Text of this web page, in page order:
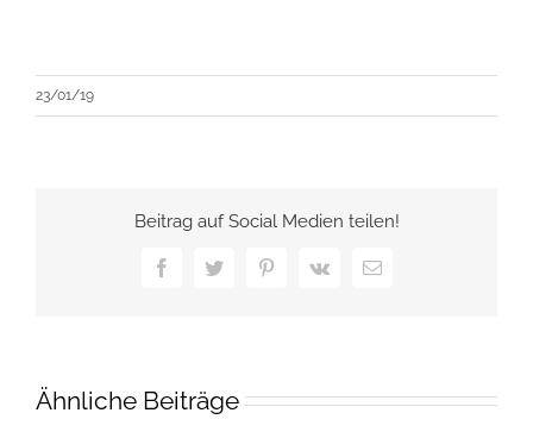
23/01/19
Beitrag auf Social Medien teilen!
FacebookTwitterPinterest
Vk
E-
Ähnliche Beiträge